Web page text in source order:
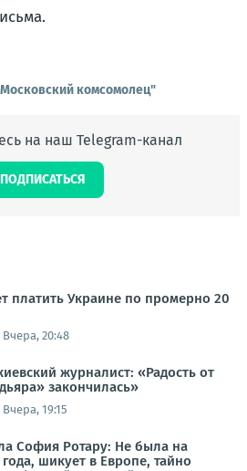
комсомолец"
на наш Telegram-канал
ПОДПИСАТЬСЯ
платить Украине по промерно 20
Вчера, 20:48
журналист: «Радость от
закончилась»
Вчера, 19:15
София Ротару: Не была на
шикует в Европе, тайно